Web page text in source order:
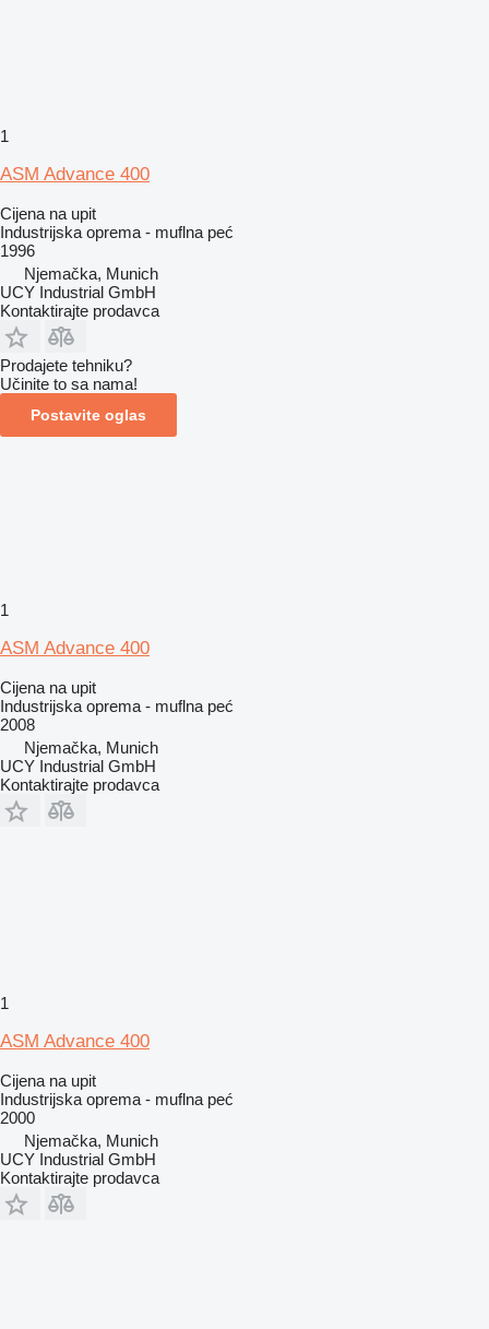
1
ASM Advance 400
Cijena na upit
Industrijska oprema - muflna peć
1996
Njemačka, Munich
UCY Industrial GmbH
Kontaktirajte prodavca
Prodajete tehniku?
Učinite to sa nama!
Postavite oglas
1
ASM Advance 400
Cijena na upit
Industrijska oprema - muflna peć
2008
Njemačka, Munich
UCY Industrial GmbH
Kontaktirajte prodavca
1
ASM Advance 400
Cijena na upit
Industrijska oprema - muflna peć
2000
Njemačka, Munich
UCY Industrial GmbH
Kontaktirajte prodavca